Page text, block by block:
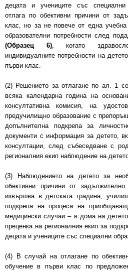
децата и учениците със специални
отлага по обективни причини от
клас, но за не повече от една
образователни потребности след
(Образец 6), когато
индивидуалните потребности на
първи клас.
(2) Решението за отлагане по ал. 1
всяка календарна година на
консултативна комисия, на
предучилищно образование с
допълнителна подкрепа за
документи с информация за детето,
консултации, след събеседване с
регионалния екип наблюдение на
(3) Наблюдението на детето за
обективни причини от
извършва в детската градина,
подкрепа на процеса на
медицински случаи – в дома на
преценка на регионалния екип за
децата и учениците със специални
(4) В случай на отлагане по
обучение в първи клас по